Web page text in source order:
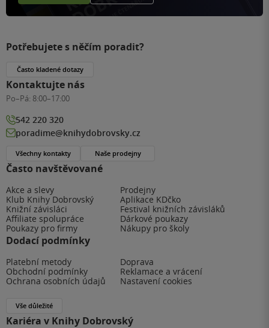
Často navštěvované
Akce a slevy
Prodejny
Klub Knihy Dobrovský
Aplikace KDčko
Knižní závisláci
Festival knižních závisláků
Affiliate spolupráce
Dárkové poukazy
Poukazy pro firmy
Nákupy pro školy
Dodací podmínky
Platební metody
Doprava
Obchodní podmínky
Reklamace a vrácení
Ochrana osobních údajů
Nastavení cookies
Vše důležité
Kariéra v Knihy Dobrovský
Potřebujete s něčím poradit?
Často kladené dotazy
Kontaktujte nás
Po–Pá: 8:00–17:00
542 220 320
poradime@knihydobrovsky.cz
Všechny kontakty Naše prodejny